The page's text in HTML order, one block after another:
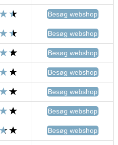
Besøg webshop
Besøg webshop
Besøg webshop
Besøg webshop
Besøg webshop
Besøg webshop
Besøg webshop